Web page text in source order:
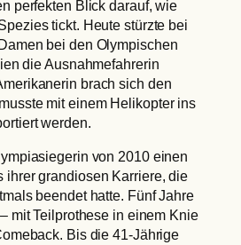
perfekten Blick darauf, wie
tickt. Heute stürzte bei
bei den Olympischen
die Ausnahmefahrerin
brach sich den
mit einem Helikopter ins
werden.
von 2010 einen
ihrer grandiosen Karriere, die
beendet hatte. Fünf Jahre
mit Teilprothese in einem Knie
Bis die 41-Jährige